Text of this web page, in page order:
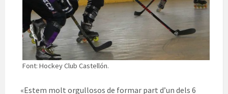
Font: Hockey Club Castellón.
«Estem molt orgullosos de formar part d’un dels 6